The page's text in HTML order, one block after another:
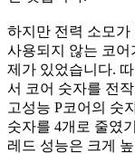
하지만 전력 소모가
사용되지 않는 코
제가 있었습니다.
서 코어 숫자를 전
고성능 P코어의 숫
숫자를 4개로 줄였
레드 성능은 크게